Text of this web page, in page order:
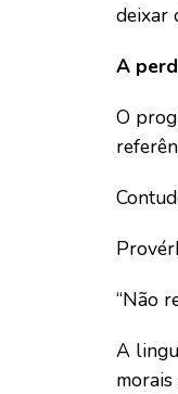
deixar
A
O
“Não
A